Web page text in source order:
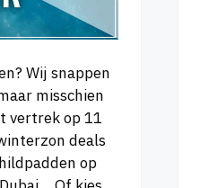
Wij snappen
misschien
vertrek op 11
deals
op